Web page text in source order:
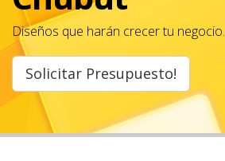
Diseños que harán crecer tu negocio.
Solicitar Presupuesto!